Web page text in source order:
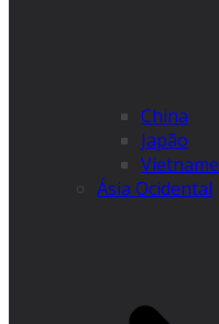
China
Japão
Vietname
Ásia Ocidental